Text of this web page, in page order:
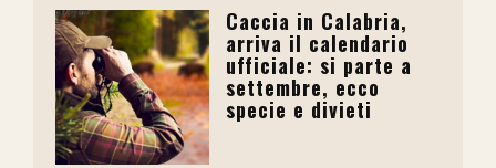
Caccia in Calabria,
arriva il calendario
ufficiale: si parte a
settembre, ecco
specie e divieti